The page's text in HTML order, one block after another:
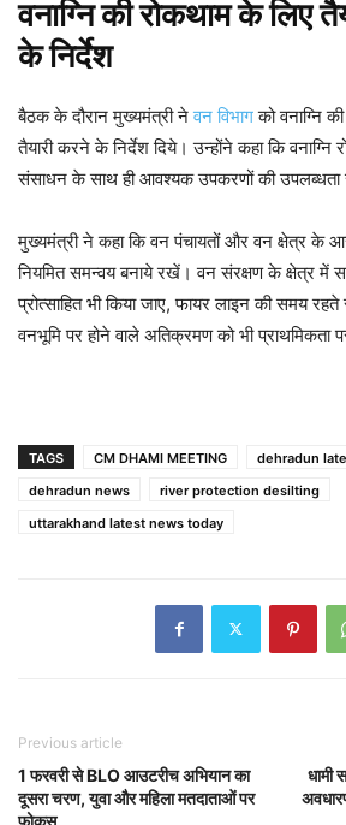
वनाग्नि की रोकथाम के लिए
के निर्देश
बैठक के दौरान मुख्यमंत्री नेवन विभागको वनाग्नि
तैयारी करने के निर्देश दिये। उन्होंने कहा कि वनाग्नि
संसाधन के साथ ही आवश्यक उपकरणों की उपलब्धता
मुख्यमंत्री ने कहा कि वन पंचायतों और वन क्षेत्र के
नियमित समन्वय बनाये रखें। वन संरक्षण के क्षेत्र में
प्रोत्साहित भी किया जाए, फायर लाइन की समय
वनभूमि पर होने वाले अतिक्रमण को भी प्राथमिकता
TAGS CM DHAMI MEETING
dehradun
dehradun news
river protection desilting
uttarakhand latest news today
Previous article
1 फरवरी से BLO आउटरीच अभियान का
दूसरा चरण, युवा और महिला मतदाताओं पर
फोकस
धामी